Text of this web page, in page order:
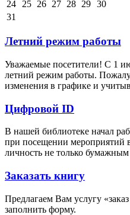
24
25 26 27 28 29 30
31
Летний режим работы
Уважаемые посетители! С 1
летний режим работы.
изменения в графике и
Цифровой ID
В нашей библиотеке начал
при посещении мероприятий
личность не только
Заказать книгу
Предлагаем Вам услугу
заполнить форму.